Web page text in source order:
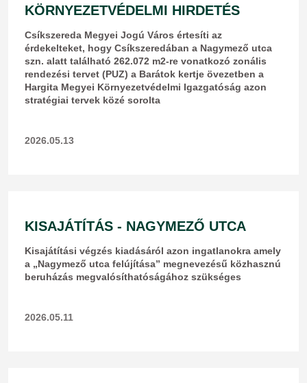
KÖRNYEZETVÉDELMI HIRDETÉS
Csíkszereda Megyei Jogú Város értesíti az
érdekelteket, hogy Csíkszeredában a Nagymező utca
szn. alatt található 262.072 m2-re vonatkozó zonális
rendezési tervet (PUZ) a Barátok kertje övezetben a
Hargita Megyei Környezetvédelmi Igazgatóság azon
stratégiai tervek közé sorolta
2026.05.13
KISAJÁTÍTÁS - NAGYMEZŐ UTCA
Kisajátítási végzés kiadásáról azon ingatlanokra amely
a „Nagymező utca felújítása” megnevezésű közhasznú
beruházás megvalósíthatóságához szükséges
2026.05.11